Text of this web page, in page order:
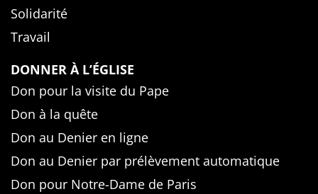
Solidarité
Travail
DONNER À L’ÉGLISE
Don pour la visite du Pape
Don à la quête
Don au Denier en ligne
Don au Denier par prélèvement automatique
Don pour Notre-Dame de Paris